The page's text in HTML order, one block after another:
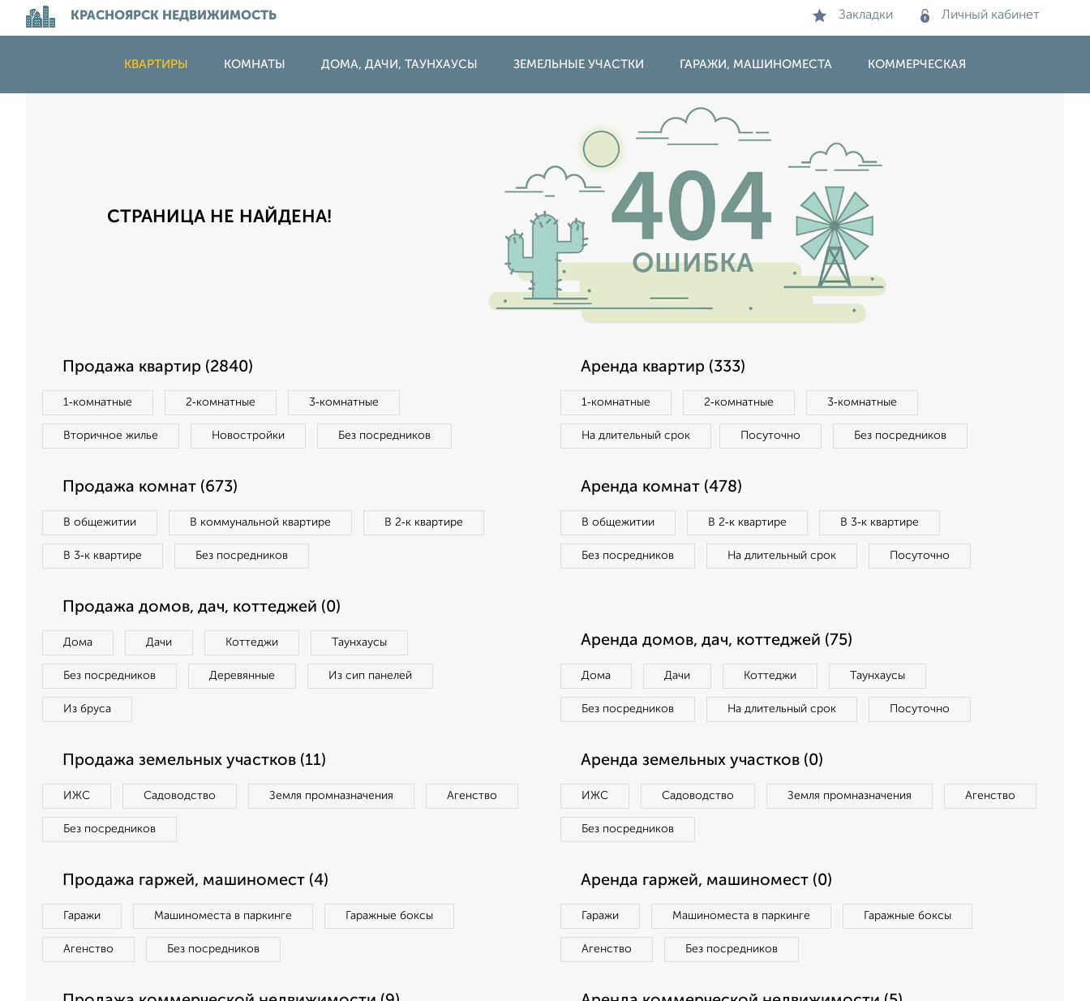
КРАСНОЯРСК НЕДВИЖИМОСТЬ Закладки Личный кабинет
КВАРТИРЫ КОМНАТЫ ДОМА, ДАЧИ, ТАУНХАУСЫ ЗЕМЕЛЬНЫЕ УЧАСТКИ ГАРАЖИ, МАШИНОМЕСТА КОММЕРЧЕСКАЯ
СТРАНИЦА НЕ НАЙДЕНА!
Продажа квартир (2840)
1‑комнатные 2‑комнатные 3‑комнатные
Вторичное жилье Новостройки Без посредников
Аренда квартир (333)
1‑комнатные 2‑комнатные 3‑комнатные
На длительный срок Посуточно Без посредников
Продажа комнат (673)
В общежитии В коммунальной квартире В 2‑к квартире
В 3‑к квартире Без посредников
Аренда комнат (478)
В общежитии В 2‑к квартире В 3‑к квартире
Без посредников На длительный срок Посуточно
Продажа домов, дач, коттеджей (0)
Дома Дачи Коттеджи Таунхаусы
Без посредников Деревянные Из сип панелей
Из бруса
Аренда домов, дач, коттеджей (75)
Дома Дачи Коттеджи Таунхаусы
Без посредников На длительный срок Посуточно
Продажа земельных участков (11)
ИЖС Садоводство Земля промназначения Агенство
Без посредников
Аренда земельных участков (0)
ИЖС Садоводство Земля промназначения Агенство
Без посредников
Продажа гаржей, машиномест (4)
Гаражи Машиноместа в паркинге Гаражные боксы
Агенство Без посредников
Аренда гаржей, машиномест (0)
Гаражи Машиноместа в паркинге Гаражные боксы
Агенство Без посредников